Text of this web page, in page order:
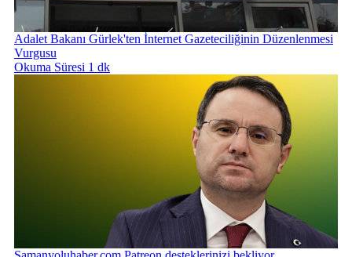
Adalet Bakanı Gürlek'ten İnternet Gazeteciliğinin Düzenlenmesi
Vurgusu
Okuma Süresi 1 dk